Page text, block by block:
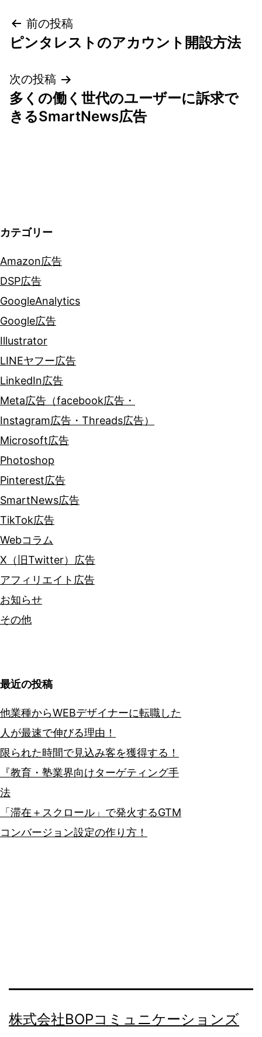
投
稿
ナ
ビ
ン
前の投稿
ピンタレストのアカウント開設方法
次の投稿
多くの働く世代のユーザーに訴求で
きるSmartNews広告
カテゴリー
Amazon広告
DSP広告
GoogleAnalytics
Google広告
Illustrator
LINEヤフー広告
LinkedIn広告
Meta広告（facebook広告・
Instagram広告・Threads広告）
Microsoft広告
Photoshop
Pinterest広告
SmartNews広告
TikTok広告
Webコラム
X（旧Twitter）広告
アフィリエイト広告
お知らせ
その他
最近の投稿
他業種からWEBデザイナーに転職した
人が最速で伸びる理由！
限られた時間で見込み客を獲得する！
『教育・塾業界向けターゲティング手
法
「滞在＋スクロール」で発火するGTM
コンバージョン設定の作り方！
株式会社BOPコミュニケーションズ